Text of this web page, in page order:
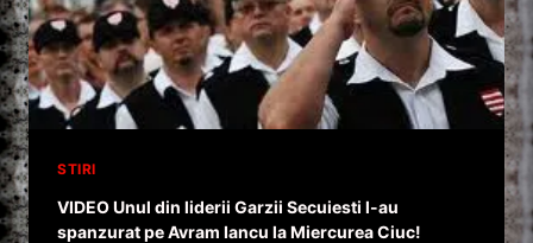
STIRI
VIDEO Unul din liderii Garzii Secuiesti l-au
spanzurat pe Avram Iancu la Miercurea Ciuc!